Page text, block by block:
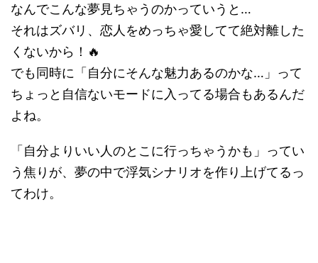
なんでこんな夢見ちゃうのかっていうと…
それはズバリ、恋人をめっちゃ愛してて絶対離した
くないから！🔥
でも同時に「自分にそんな魅力あるのかな…」って
ちょっと自信ないモードに入ってる場合もあるんだ
よね。
「自分よりいい人のとこに行っちゃうかも」ってい
う焦りが、夢の中で浮気シナリオを作り上げてるっ
てわけ。